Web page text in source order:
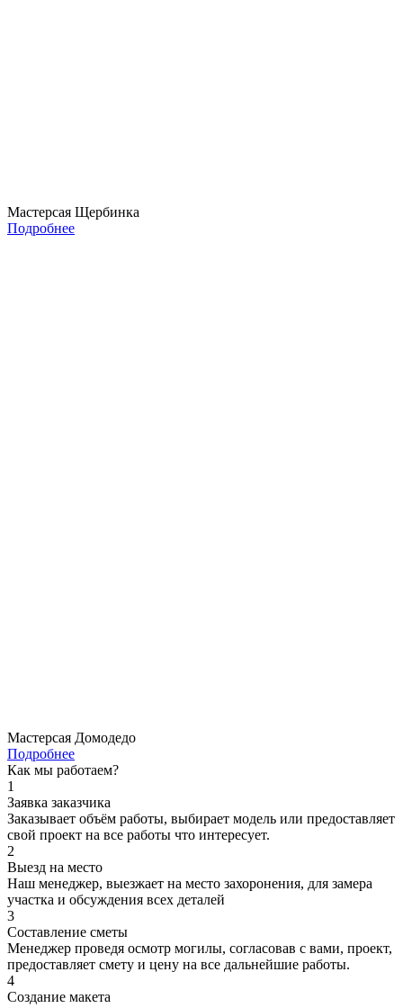
Мастерсая Щербинка
Подробнее
Мастерсая Домодедо
Подробнее
Как мы работаем?
1
Заявка заказчика
Заказывает объём работы, выбирает модель или предоставляет
свой проект на все работы что интересует.
2
Выезд на место
Наш менеджер, выезжает на место захоронения, для замера
участка и обсуждения всех деталей
3
Составление сметы
Менеджер проведя осмотр могилы, согласовав с вами, проект,
предоставляет смету и цену на все дальнейшие работы.
4
Создание макета